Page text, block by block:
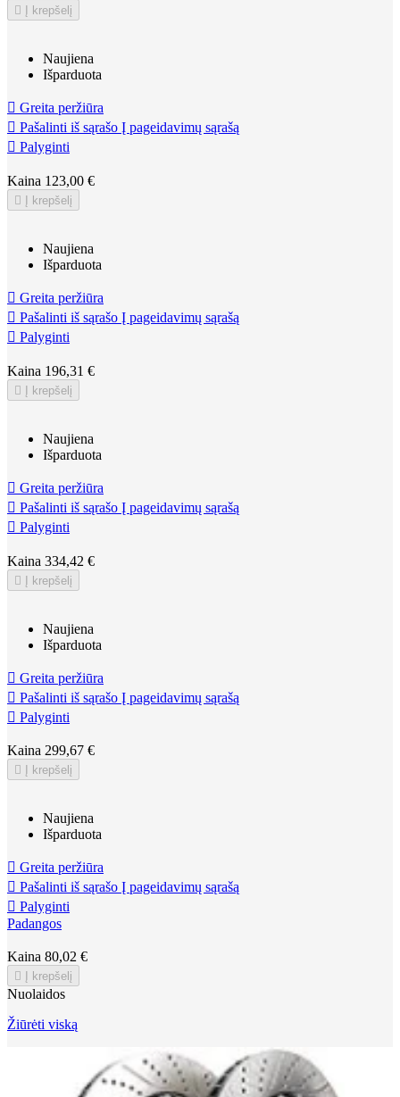
 Į krepšelį
Naujiena
Išparduota
 Greita peržiūra
 Pašalinti iš sąrašo Į pageidavimų sąrašą
 Palyginti
Kaina 123,00 €
 Į krepšelį
Naujiena
Išparduota
 Greita peržiūra
 Pašalinti iš sąrašo Į pageidavimų sąrašą
 Palyginti
Kaina 196,31 €
 Į krepšelį
Naujiena
Išparduota
 Greita peržiūra
 Pašalinti iš sąrašo Į pageidavimų sąrašą
 Palyginti
Kaina 334,42 €
 Į krepšelį
Naujiena
Išparduota
 Greita peržiūra
 Pašalinti iš sąrašo Į pageidavimų sąrašą
 Palyginti
Kaina 299,67 €
 Į krepšelį
Naujiena
Išparduota
 Greita peržiūra
 Pašalinti iš sąrašo Į pageidavimų sąrašą
 Palyginti
Padangos
Kaina 80,02 €
 Į krepšelį
Nuolaidos
Žiūrėti viską